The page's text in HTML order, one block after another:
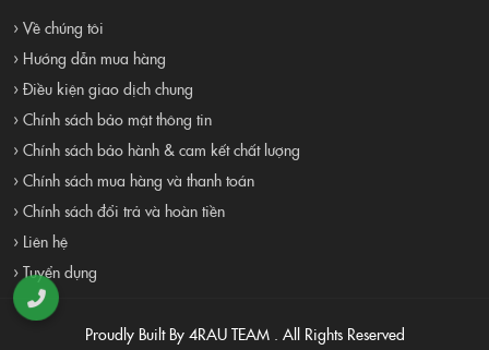
› Về chúng tôi
› Hướng dẫn mua hàng
› Điều kiện giao dịch chung
› Chính sách bảo mật thông tin
› Chính sách bảo hành & cam kết chất lượng
› Chính sách mua hàng và thanh toán
› Chính sách đổi trả và hoàn tiền
› Liên hệ
› Tuyển dụng
Proudly Built By 4RAU TEAM . All Rights Reserved